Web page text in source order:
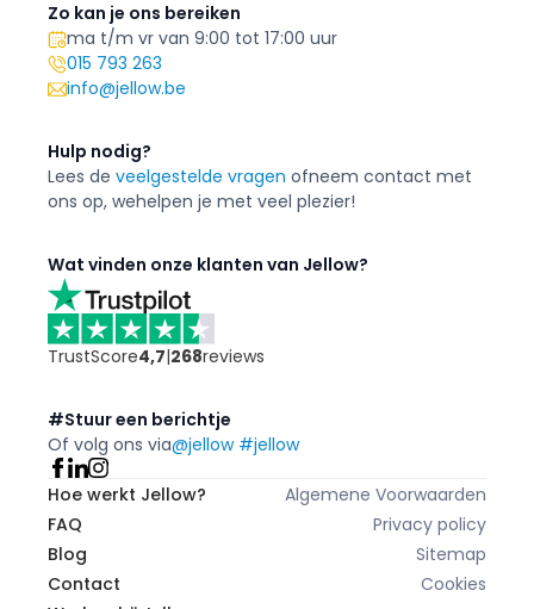
Zo kan je ons bereiken
ma t/m vr van 9:00 tot 17:00 uur
015 793 263
info@jellow.be
Hulp nodig?
Lees de veelgestelde vragen ofneem contact met
ons op, wehelpen je met veel plezier!
Wat vinden onze klanten van Jellow?
TrustScore4,7|268reviews
#Stuur een berichtje
Of volg ons via@jellow #jellow
Hoe werkt Jellow?
FAQ
Blog
Contact
Algemene Voorwaarden
Privacy policy
Sitemap
Cookies